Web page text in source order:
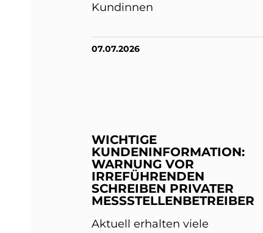
Kundinnen
07.07.2026
WICHTIGE
KUNDENINFORMATION:
WARNUNG VOR
IRREFÜHRENDEN
SCHREIBEN PRIVATER
MESSSTELLENBETREIBER
Aktuell erhalten viele